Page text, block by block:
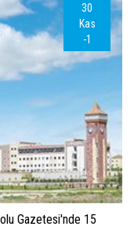
30
Kas
-1
Gazetesi'nde 15